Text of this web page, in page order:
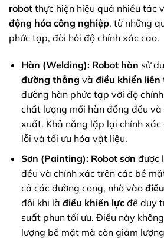
robot thực hiện hiệu quả nhiều tác
động hóa công nghiệp, từ những
phức tạp, đòi hỏi độ chính xác cao.
Hàn (Welding): Robot hàn sử
đường thẳng và điều khiển liên
đường hàn phức tạp với độ
chất lượng mối hàn đồng đều
xuất. Khả năng lặp lại chính xác
lỗi và tối ưu hóa vật liệu.
Sơn (Painting): Robot sơn được
đều và chính xác trên các bề
cả các đường cong, nhờ vào
đôi khi là điều khiển lựcđể duy
suất phun tối ưu. Điều này
lượng bề mặt mà còn giảm